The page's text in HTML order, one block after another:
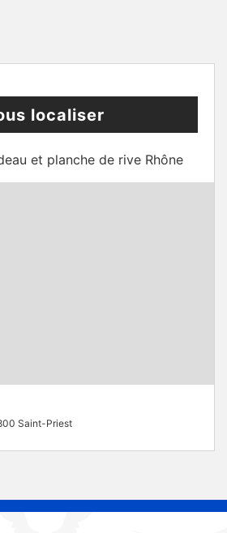
localiser
et planche de rive Rhône
Saint-Priest